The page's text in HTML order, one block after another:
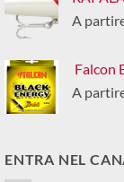
A
Falcon
A
ENTRA NEL